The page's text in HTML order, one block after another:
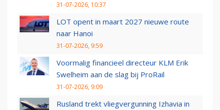
31-07-2026, 10:37
LOT opent in maart 2027 nieuwe route
naar Hanoi
31-07-2026, 9:59
Voormalig financieel directeur KLM Erik
Swelheim aan de slag bij ProRail
31-07-2026, 9:09
Rusland trekt vliegvergunning Izhavia in